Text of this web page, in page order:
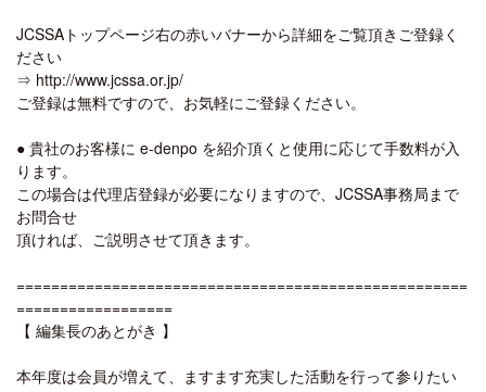
JCSSAトップページ右の赤いバナーから詳細をご覧頂きご登録く
ださい
⇒ http://www.jcssa.or.jp/
ご登録は無料ですので、お気軽にご登録ください。
● 貴社のお客様に e-denpo を紹介頂くと使用に応じて手数料が入
ります。
この場合は代理店登録が必要になりますので、JCSSA事務局まで
お問合せ
頂ければ、ご説明させて頂きます。
====================================================
==================
【 編集長のあとがき 】
本年度は会員が増えて、ますます充実した活動を行って参りたい